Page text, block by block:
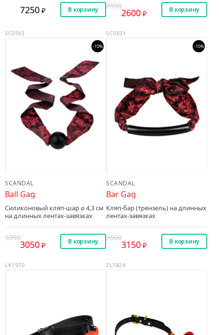
7250 В корзину 2890
2600 В корзину
SCANDAL
Ball Gag
Силиконовый кляп-шар ⌀ 4,3 см
на длинных лентах-завязках
SC0592
3390
3050
-10%
В корзину
SCANDAL
Bar Gag
Кляп-бар (трензель) на длинных
лентах-завязках
SC0831
3500
3150
-10%
В корзину
LK1970 ZL1824